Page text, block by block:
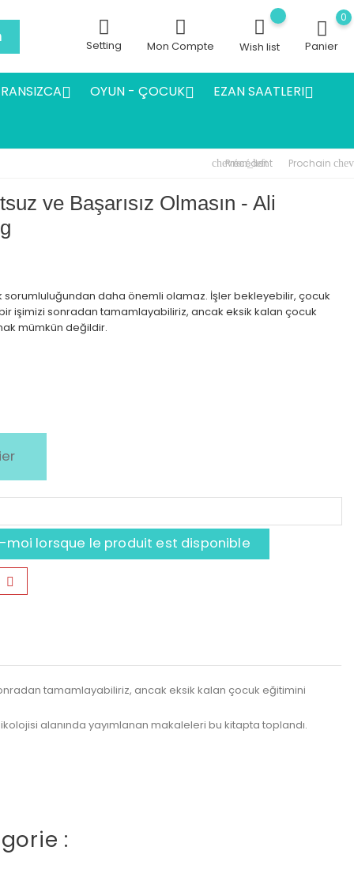
Setting Mon Compte Wish list
0
Panier
 OYUN - ÇOCUK EZAN SAATLERI
chevron_left
Précédent Prochain
ve Başarısız Olmasın - Ali
sorumluluğundan daha önemli olamaz. İşler bekleyebilir, çocuk
işimizi sonradan tamamlayabiliriz, ancak eksik kalan çocuk
mümkün değildir.
moi lorsque le produit est disponible
tamamlayabiliriz, ancak eksik kalan çocuk eğitimini
alanında yayımlanan makaleleri bu kitapta toplandı.
: